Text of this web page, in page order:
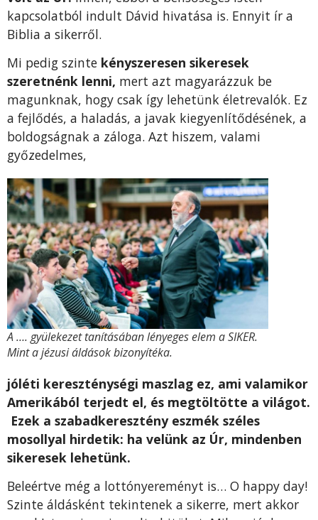
kapcsolatból indult Dávid hivatása is. Ennyit ír a
Biblia a sikerről.
Mi pedig szinte kényszeresen sikeresek
szeretnénk lenni, mert azt magyarázzuk be
magunknak, hogy csak így lehetünk életrevalók. Ez
a fejlődés, a haladás, a javak kiegyenlítődésének, a
boldogságnak a záloga. Azt hiszem, valami
győzedelmes,
A …. gyülekezet tanításában lényeges elem a SIKER.
Mint a jézusi áldások bizonyítéka.
jóléti kereszténységi maszlag ez, ami valamikor
Amerikából terjedt el, és megtöltötte a világot.
Ezek a szabadkeresztény eszmék széles
mosollyal hirdetik: ha velünk az Úr, mindenben
sikeresek lehetünk.
Beleértve még a lottónyereményt is… O happy day!
Szinte áldásként tekintenek a sikerre, mert akkor